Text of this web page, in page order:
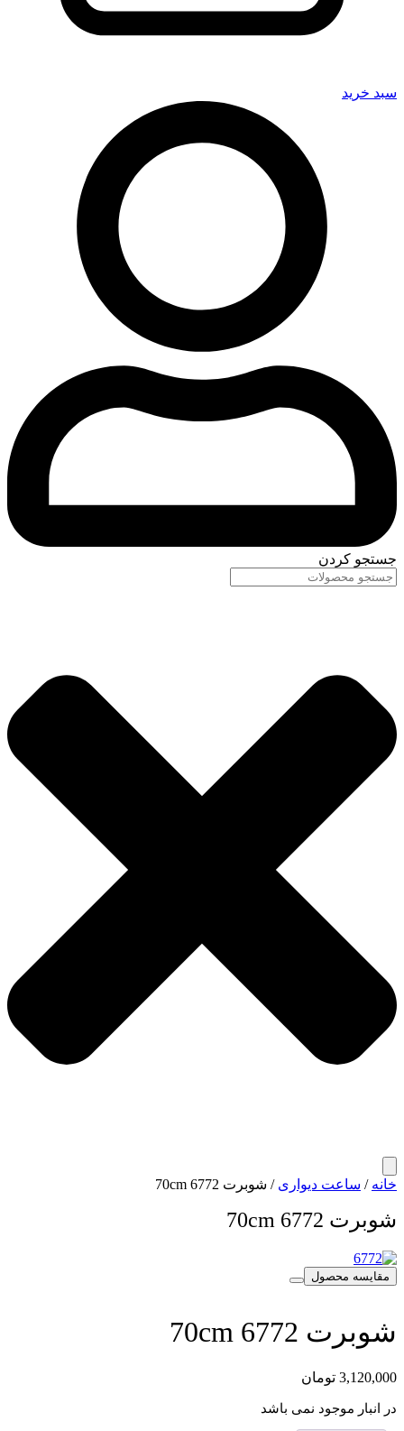
سبد خرید
جستجو کردن
خانه / ساعت دیواری / شوبرت 6772 70cm
شوبرت 6772 70cm
مقایسه محصول
شوبرت 6772 70cm
3,120,000 تومان
در انبار موجود نمی باشد